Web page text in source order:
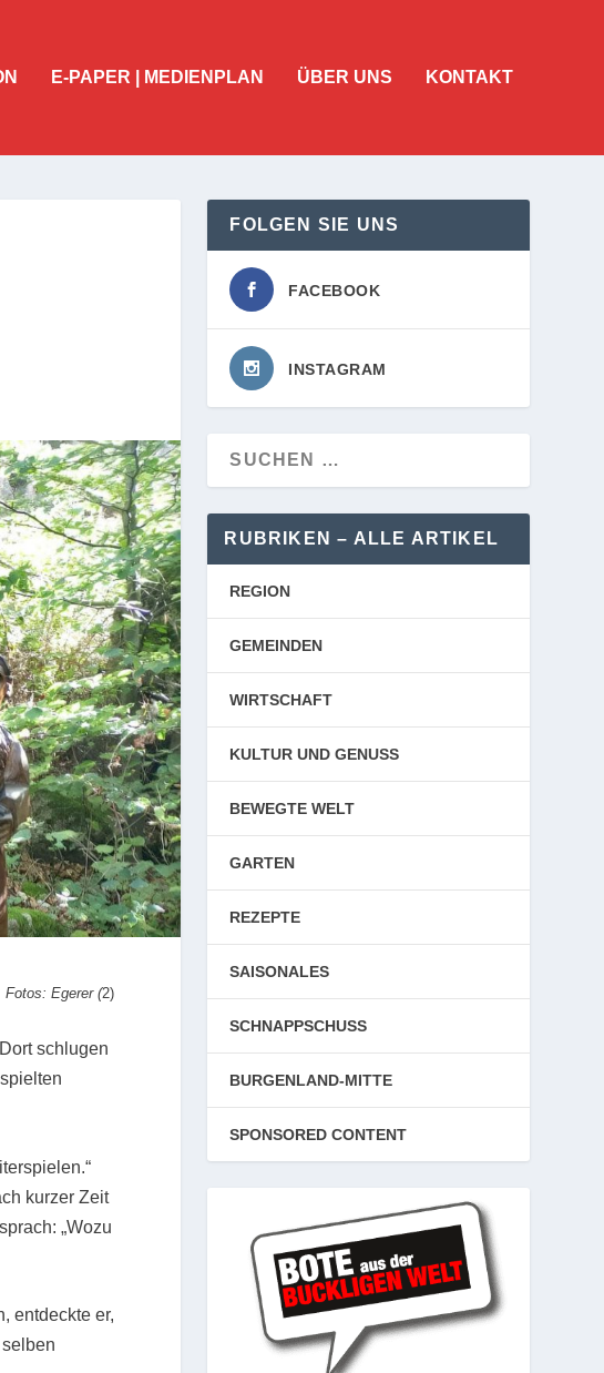
E-PAPER | MEDIENPLAN ÜBER UNS KONTAKT
Fotos: Egerer (2)
schlugen
kurzer Zeit
„Wozu
entdeckte er,
FOLGEN SIE UNS
FACEBOOK
INSTAGRAM
RUBRIKEN – ALLE ARTIKEL
REGION
GEMEINDEN
WIRTSCHAFT
KULTUR UND GENUSS
BEWEGTE WELT
GARTEN
REZEPTE
SAISONALES
SCHNAPPSCHUSS
BURGENLAND-MITTE
SPONSORED CONTENT